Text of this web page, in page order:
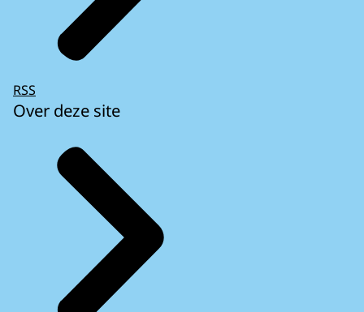
RSS
Over deze site